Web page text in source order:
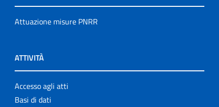
Attuazione misure PNRR
ATTIVITÀ
Accesso agli atti
Basi di dati